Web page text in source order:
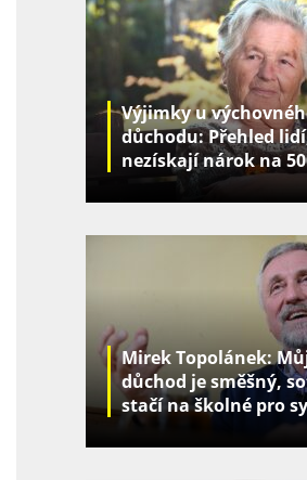
Výjimky u
důchodu: Přehled
nezískají nárok na
za děti
Mirek Topolánek:
důchod je směšný,
stačí na školné pro